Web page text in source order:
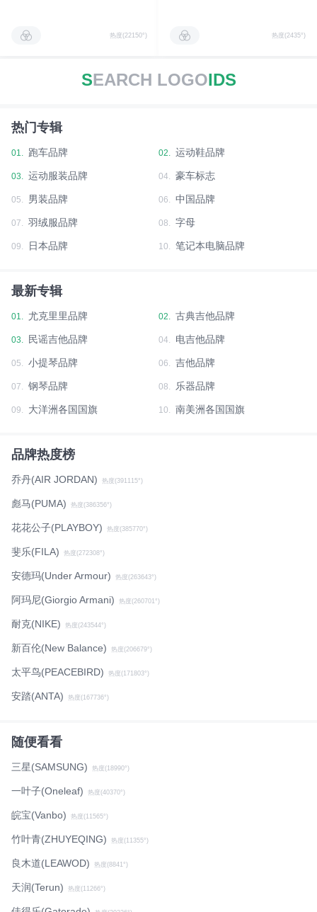
热度(22150°) 热度(2435°)
SEARCH LOGOIDS
热门专辑
01. 跑车品牌 02. 运动鞋品牌
03. 运动服装品牌 04. 豪车标志
05. 男装品牌 06. 中国品牌
07. 羽绒服品牌 08. 字母
09. 日本品牌 10. 笔记本电脑品牌
最新专辑
01. 尤克里里品牌 02. 古典吉他品牌
03. 民谣吉他品牌 04. 电吉他品牌
05. 小提琴品牌 06. 吉他品牌
07. 钢琴品牌 08. 乐器品牌
09. 大洋洲各国国旗 10. 南美洲各国国旗
品牌热度榜
乔丹(AIR JORDAN) 热度(391115°)
彪马(PUMA) 热度(386356°)
花花公子(PLAYBOY) 热度(385770°)
斐乐(FILA) 热度(272308°)
安德玛(Under Armour) 热度(263643°)
阿玛尼(Giorgio Armani) 热度(260701°)
耐克(NIKE) 热度(243544°)
新百伦(New Balance) 热度(206679°)
太平鸟(PEACEBIRD) 热度(171803°)
安踏(ANTA) 热度(167736°)
随便看看
三星(SAMSUNG) 热度(18990°)
一叶子(Oneleaf) 热度(40370°)
皖宝(Vanbo) 热度(11565°)
竹叶青(ZHUYEQING) 热度(11355°)
良木道(LEAWOD) 热度(8841°)
天润(Terun) 热度(11266°)